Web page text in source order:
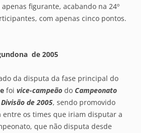
figurante, acabando na 24º
com apenas cinco pontos.
de 2005
da disputa da fase principal do
foi vice-campeão do Campeonato
de 2005, sendo promovido
entre os times que iriam disputar a
que não disputa desde